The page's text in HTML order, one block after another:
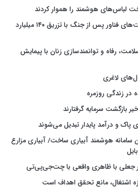
لباس‌های هوشمند را هموار کردند
مهار موج تعدیل نیروی شرکت‌های فناور پس از جنگ با تزریق ۱۴۰ میلیارد
رفاه و توانمندسازی زنان با پیمایش
لاغری
در زندگی روزمره
بازگشت سرمایه گرفتارند
و درآمد پایدار تبدیل می‌شوند
سامانه هوشمند آبیاری ساخت/ آبیاری مزارع
جعلی با ظاهری واقعی با چت‌جی‌پی‌تی
اشتغال، مانع تحقق اهداف است